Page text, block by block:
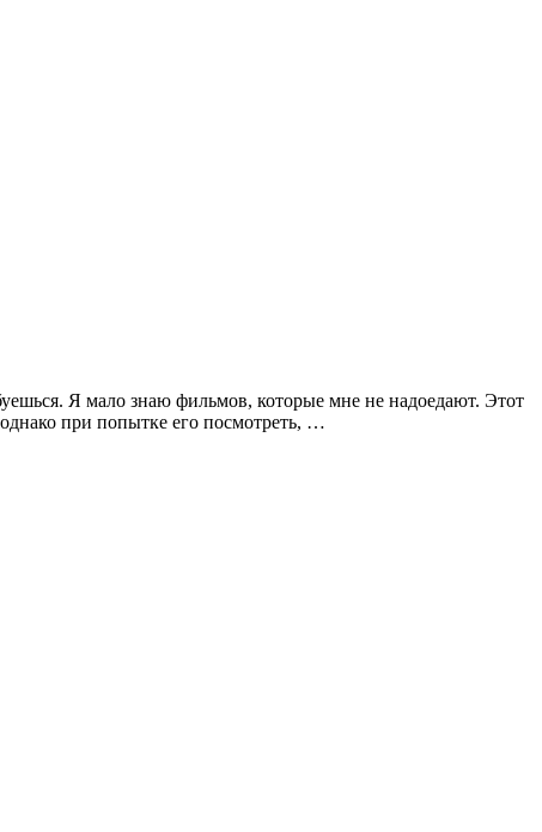
Я мало знаю фильмов, которые мне не надоедают. Этот
при попытке его посмотреть, …